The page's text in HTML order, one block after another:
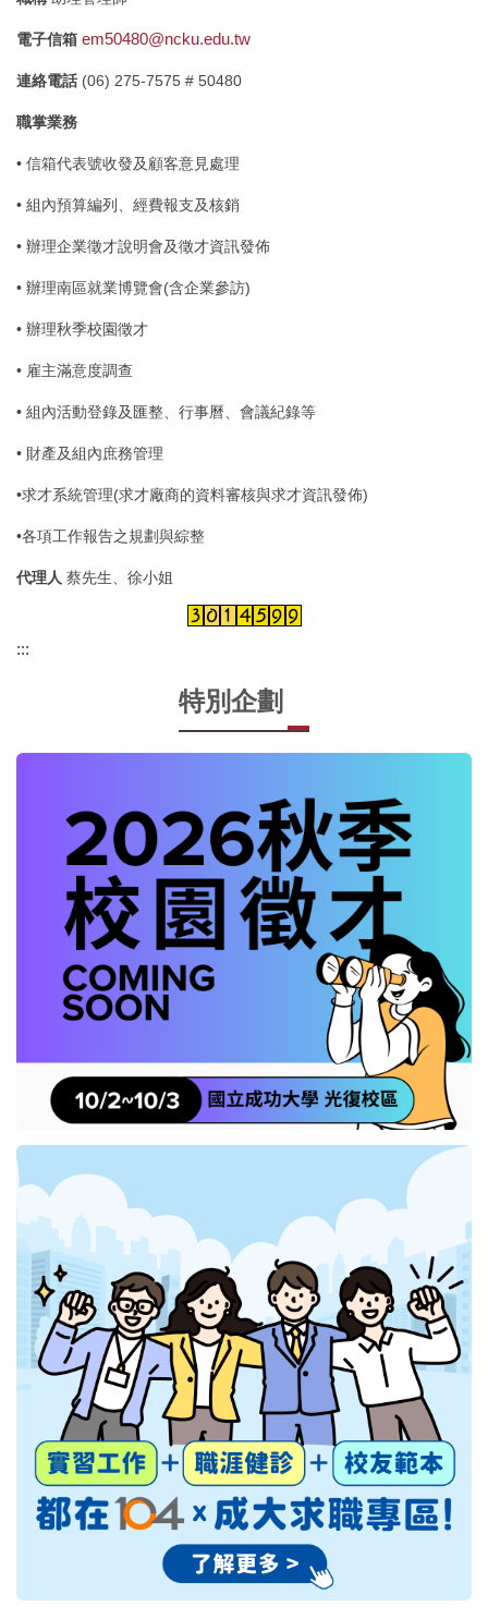
電子信箱 em50480@ncku.edu.tw
連絡電話 (06) 275-7575 # 50480
職掌業務
• 信箱代表號收發及顧客意見處理
• 組內預算編列、經費報支及核銷
• 辦理企業徵才說明會及徵才資訊發佈
• 辦理南區就業博覽會(含企業參訪)
• 辦理秋季校園徵才
• 雇主滿意度調查
• 組內活動登錄及匯整、行事曆、會議紀錄等
• 財產及組內庶務管理
•求才系統管理(求才廠商的資料審核與求才資訊發佈)
•各項工作報告之規劃與綜整
代理人 蔡先生、徐小姐
:::
特別企劃